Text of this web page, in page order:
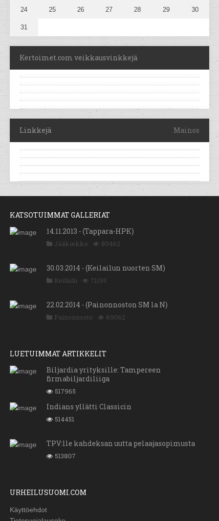
24 25 26 27 28 29 30
31
Kertoimet.com veikkausvinkkejä
Linkkejä Mainos
KATSOTUIMMAT GALLERIAT
14.11.2013 - (Tappara-HPK)
Jääkiekko 89462
30.03.2014 - (Keilailun nuorten SM)
Keilailu 71195
22.02.2014 - (Painonnoston SM la N)
Painonnosto 69062
LUETUIMMAT ARTIKKELIT
Biljardia yrityksille: Tampereen
firmabiljardiliiga
517965
Indians yllätti Classicin
514451
TPV:lle kahdeksan uutta pelaajasopimusta
513807
URHEILUSUOMI.COM
Käyttöehdot